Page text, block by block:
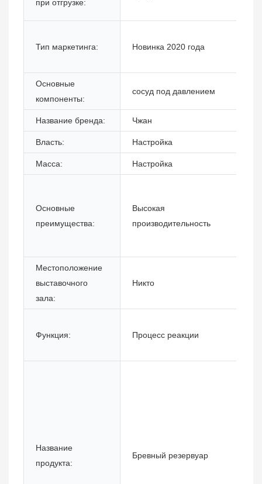
при отгрузке:
Тип маркетинга: Новинка 2020 года
Основные
компоненты:
сосуд под давлением
Название бренда: Чжан
Власть: Настройка
Масса: Настройка
Основные
преимущества:
Высокая
производительность
Местоположение
выставочного
зала:
Никто
Функция: Процесс реакции
Название
продукта:
Бревный резервуар